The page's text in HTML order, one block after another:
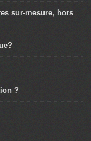
sur-mesure, hors
?